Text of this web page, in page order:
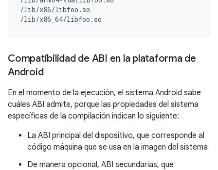
/lib/x86/libfoo.so
Compatibilidad de ABI en la plataforma de
Android
En el momento de la ejecución, el sistema Android sabe
cuáles ABI admite, porque las propiedades del sistema
específicas de la compilación indican lo siguiente:
La ABI principal del dispositivo, que corresponde al
código máquina que se usa en la imagen del sistema
De manera opcional, ABI secundarias, que